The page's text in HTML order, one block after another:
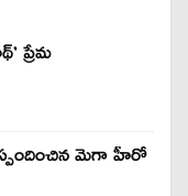
ప్రేమ
మెగా హీరో